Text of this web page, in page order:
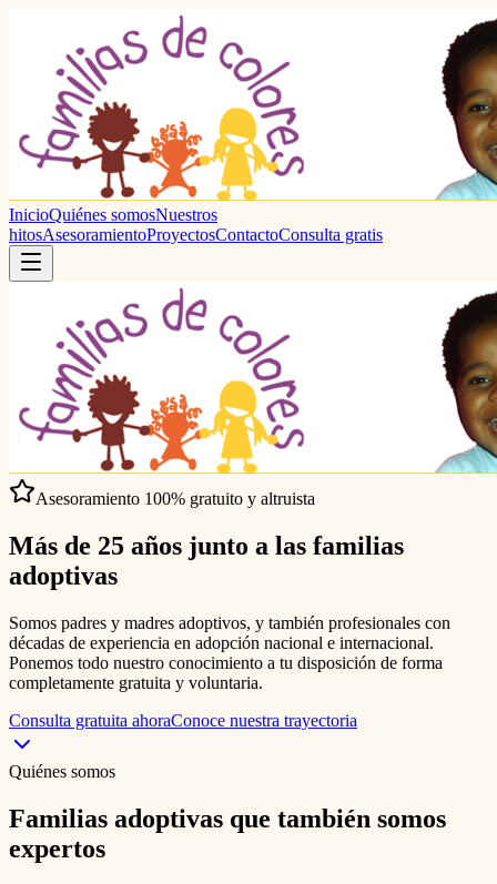
InicioQuiénes somosNuestros
hitosAsesoramientoProyectosContactoConsulta gratis
Asesoramiento 100% gratuito y altruista
Más de 25 años junto a las familias
adoptivas
Somos padres y madres adoptivos, y también profesionales con
décadas de experiencia en adopción nacional e internacional.
Ponemos todo nuestro conocimiento a tu disposición de forma
completamente gratuita y voluntaria.
Consulta gratuita ahoraConoce nuestra trayectoria
Quiénes somos
Familias adoptivas que también somos
expertos